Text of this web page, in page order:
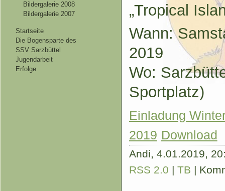
Bildergalerie 2008
Bildergalerie 2007
Startseite
Die Bogensparte des
SSV Sarzbüttel
Jugendarbeit
Erfolge
„Tropical
Wann:
2019
Wo:
Sportplatz)
Einladung
2019 Download
Andi, 4.01.2019,
RSS 2.0 | TB |